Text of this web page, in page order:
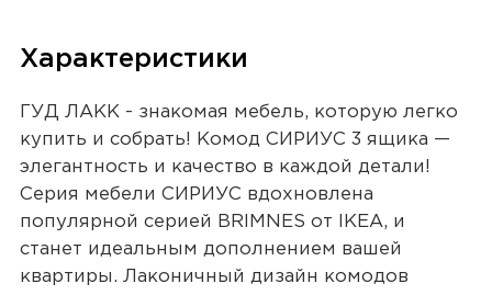
Характеристики
ГУД ЛАКК - знакомая мебель, которую легко
купить и собрать! Комод СИРИУС 3 ящика —
элегантность и качество в каждой детали!
Серия мебели СИРИУС вдохновлена
популярной серией BRIMNES от IKEA, и
станет идеальным дополнением вашей
квартиры. Лаконичный дизайн комодов